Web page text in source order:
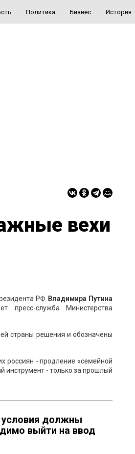
Политика Бизнес История
вехи
РФ Владимира Путина
пресс-служба Министерства
страны решения и обозначены
россиян - продление «семейной
инструмент - только за прошлый
должны
выйти на ввод